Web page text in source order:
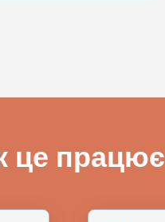
це працює